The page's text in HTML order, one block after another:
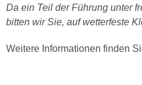
Da ein Teil der Führung unter
bitten wir Sie, auf wetterfeste
Weitere Informationen finden